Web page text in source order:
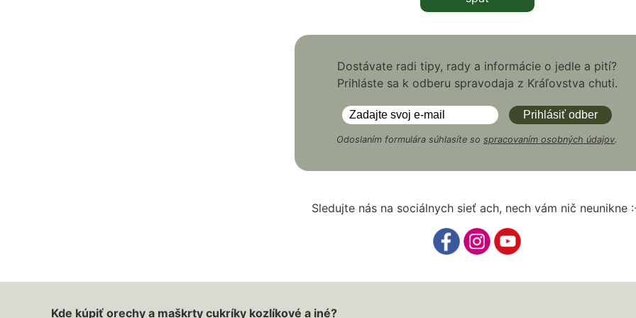
Dostávate radi tipy, rady a informácie o jedle a pití?
Prihláste sa k odberu spravodaja z Kráľovstva chuti.
Odoslaním formulára súhlasíte so spracovaním osobných údajov.
Sledujte nás na sociálnych sieť ach, nech vám nič neunikne
Kde kúpiť orechy a maškrty cukríky kozlíkové a iné?